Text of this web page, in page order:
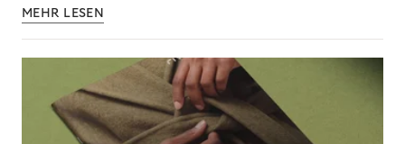
MEHR LESEN